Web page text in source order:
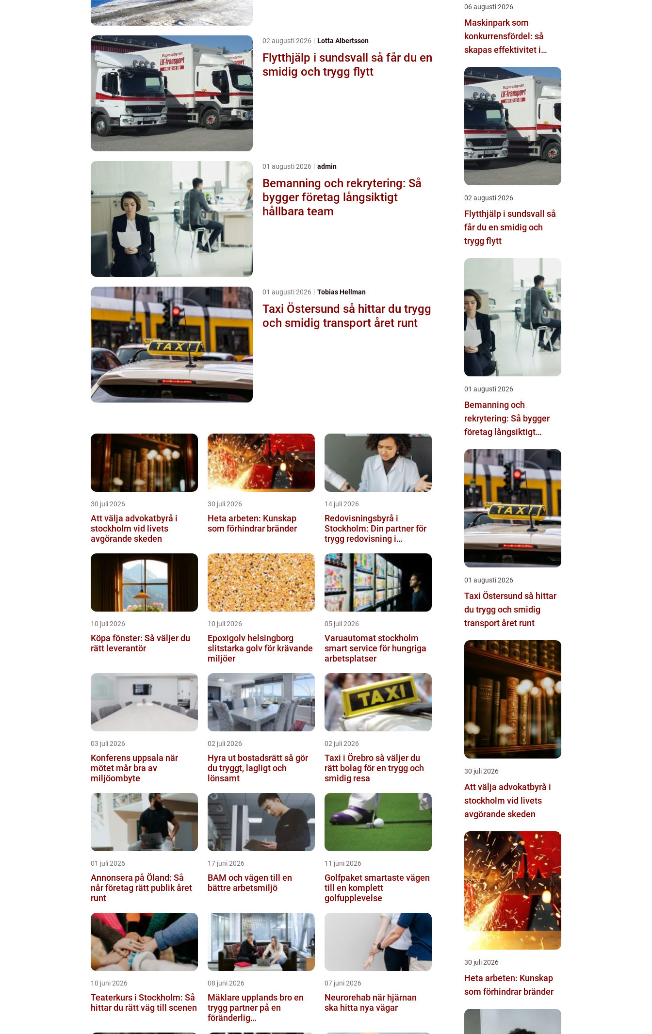
02 augusti 2026 Lotta Albertsson
Flytthjälp i sundsvall så får du en
smidig och trygg flytt
01 augusti 2026 admin
Bemanning och rekrytering: Så
bygger företag långsiktigt
hållbara team
01 augusti 2026 Tobias Hellman
Taxi Östersund så hittar du trygg
och smidig transport året runt
30 juli 2026
Att välja advokatbyrå i
stockholm vid livets
avgörande skeden
30 juli 2026
Heta arbeten: Kunskap
som förhindrar bränder
14 juli 2026
Redovisningsbyrå i
Stockholm: Din partner för
trygg redovisning i
10 juli 2026
Köpa fönster: Så väljer du
rätt leverantör
10 juli 2026
Epoxigolv helsingborg
slitstarka golv för krävande
miljöer
05 juli 2026
Varuautomat stockholm
smart service för hungriga
arbetsplatser
03 juli 2026
Konferens uppsala när
mötet mår bra av
miljöombyte
02 juli 2026
Hyra ut bostadsrätt så gör
du tryggt, lagligt och
lönsamt
02 juli 2026
Taxi i Örebro så väljer du
rätt bolag för en trygg och
smidig resa
01 juli 2026
Annonsera på Öland: Så
når företag rätt publik året
runt
17 juni 2026
BAM och vägen till en
bättre arbetsmiljö
11 juni 2026
Golfpaket smartaste vägen
till en komplett
golfupplevelse
10 juni 2026
Teaterkurs i Stockholm: Så
hittar du rätt väg till scenen
08 juni 2026
Mäklare upplands bro en
trygg partner på en
föränderlig
07 juni 2026
Neurorehab när hjärnan
ska hitta nya vägar
06 augusti 2026
Maskinpark som
konkurrensfördel: så
skapas effektivitet i
02 augusti 2026
Flytthjälp i sundsvall så
får du en smidig och
trygg flytt
01 augusti 2026
Bemanning och
rekrytering: Så bygger
företag långsiktigt
01 augusti 2026
Taxi Östersund så hittar
du trygg och smidig
transport året runt
30 juli 2026
Att välja advokatbyrå i
stockholm vid livets
avgörande skeden
30 juli 2026
Heta arbeten: Kunskap
som förhindrar bränder